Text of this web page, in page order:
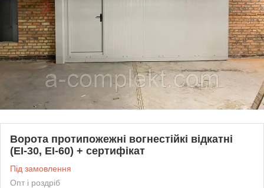
Ворота протипожежні вогнестійкі відкатні
(ЕІ-30, ЕI-60) + сертифікат
Під замовлення
Опт і роздріб